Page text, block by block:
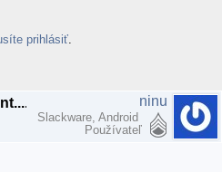
prihlásiť
ninu
Slackware, Android
Používateľ